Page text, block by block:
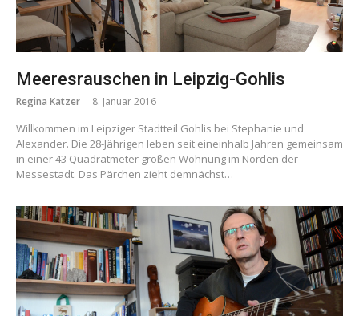
Meeresrauschen in Leipzig-Gohlis
Regina Katzer 8. Januar 2016
Willkommen im Leipziger Stadtteil Gohlis bei Stephanie und
Alexander. Die 28-Jährigen leben seit eineinhalb Jahren gemeinsam
in einer 43 Quadratmeter großen Wohnung im Norden der
Messestadt. Das Pärchen zieht demnächst…